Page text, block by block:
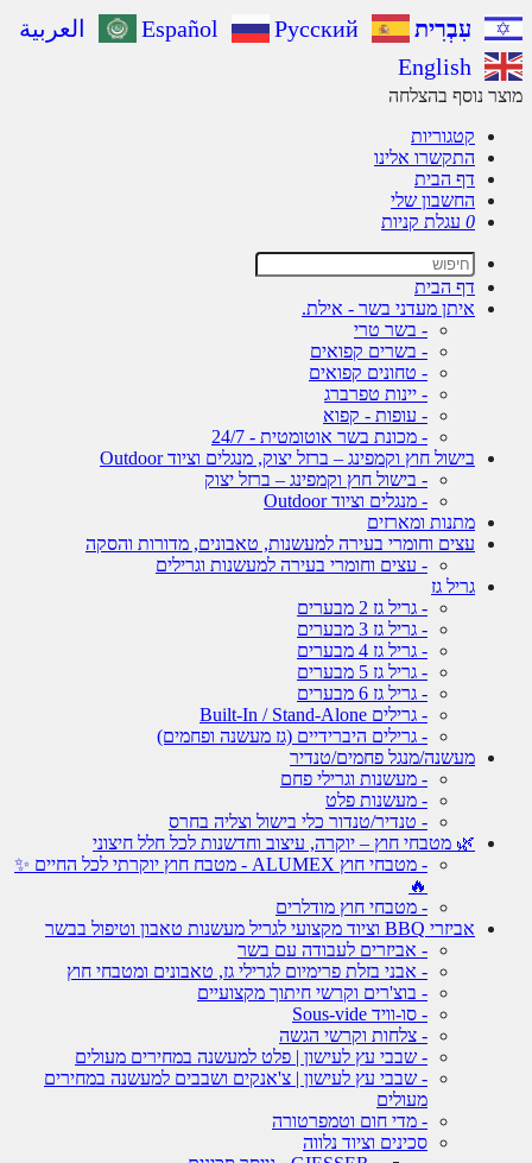
עִבְרִית Español Русский
العربية
English
נוסף בהצלחה
קטגוריות
התקשרו אלינו
דף הבית
החשבון שלי
עגלת קניות
דף הבית
איתן מעדני בשר - אילת.
- בשר טרי
- בשרים קפואים
- טחונים קפואים
- יינות טפרברג
- עופות - קפוא
- מכונת בשר אוטומטית - 24/7
בישול חוץ וקמפינג – ברזל יצוק, מנגלים וציוד Outdoor
- בישול חוץ וקמפינג – ברזל יצוק
- מנגלים וציוד Outdoor
מתנות ומארזים
עצים וחומרי בעירה למעשנות, טאבונים, מדורות והסקה
- עצים וחומרי בעירה למעשנות וגרילים
גריל גז
- גריל גז 2 מבערים
- גריל גז 3 מבערים
- גריל גז 4 מבערים
- גריל גז 5 מבערים
- גריל גז 6 מבערים
- גרילים Built-In / Stand-Alone
- גרילים היברידיים (גז מעשנה ופחמים)
מעשנה/מנגל פחמים/טנדיר
- מעשנות וגרילי פחם
- מעשנות פלט
- טנדיר/טנדור כלי בישול וצליה בחרס
🌿 מטבחי חוץ – יוקרה, עיצוב וחדשנות לכל חלל חיצוני
- מטבחי חוץ ALUMEX - מטבח חוץ יוקרתי לכל החיים ✨
- מטבחי חוץ מודלרים
אביזרי BBQ וציוד מקצועי לגריל מעשנות טאבון וטיפול בבשר
- אביזרים לעבודה עם בשר
- אבני בזלת פרימיום לגרילי גז, טאבונים ומטבחי חוץ
- בוצ'רים וקרשי חיתוך מקצועיים
- סו-וויד Sous-vide
- צלחות וקרשי הגשה
- שבבי עץ לעישון | פלט למעשנה במחירים מעולים
- שבבי עץ לעישון | צ'אנקים ושבבים למעשנה במחירים
מעולים
- מדי חום וטמפרטורה
סכינים וציוד נלווה